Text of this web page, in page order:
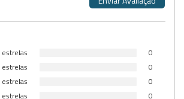
0
0
0
0